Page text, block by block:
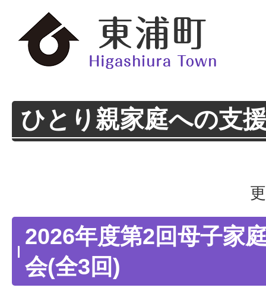
ひとり親家庭への支
2026年度第2回母子家
会(全3回)